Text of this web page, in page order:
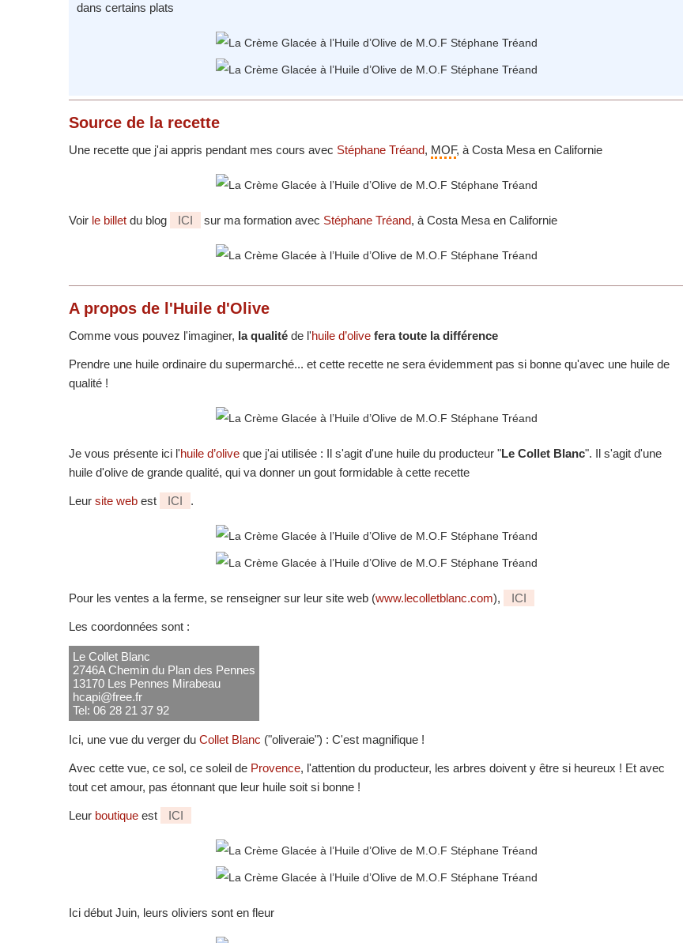
dans certains plats
Source de la recette
Une recette que j'ai appris pendant mes cours avec Stéphane Tréand, MOF, à Costa Mesa en Californie
Voir le billet du blog ICI sur ma formation avec Stéphane Tréand, à Costa Mesa en Californie
A propos de l'Huile d'Olive
Comme vous pouvez l'imaginer, la qualité de l'huile d’olive fera toute la différence
Prendre une huile ordinaire du supermarché... et cette recette ne sera évidemment pas si bonne qu'avec une huile de
qualité !
Je vous présente ici l'huile d’olive que j'ai utilisée : Il s'agit d'une huile du producteur "Le Collet Blanc". Il s'agit d'une
huile d'olive de grande qualité, qui va donner un gout formidable à cette recette
Leur site web est ICI .
Pour les ventes a la ferme, se renseigner sur leur site web (www.lecolletblanc.com), ICI
Les coordonnées sont :
Le Collet Blanc
2746A Chemin du Plan des Pennes
13170 Les Pennes Mirabeau
hcapi@free.fr
Tel: 06 28 21 37 92
Ici, une vue du verger du Collet Blanc ("oliveraie") : C'est magnifique !
Avec cette vue, ce sol, ce soleil de Provence, l'attention du producteur, les arbres doivent y être si heureux ! Et avec
tout cet amour, pas étonnant que leur huile soit si bonne !
Leur boutique est ICI
Ici début Juin, leurs oliviers sont en fleur